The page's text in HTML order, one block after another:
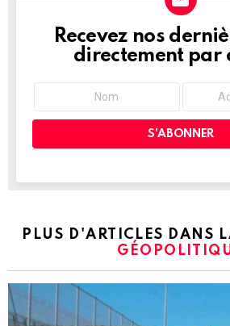
NEWSLETTER
Recevez nos
directement par
PLUS D'ARTICLES DANS